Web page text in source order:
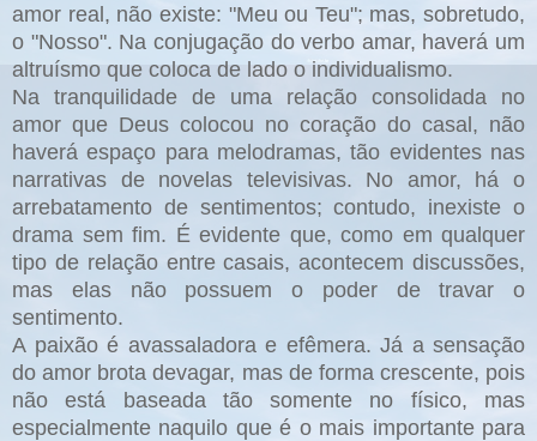
amor real, não existe: "Meu ou Teu"; mas, sobretudo,
o "Nosso". Na conjugação do verbo amar, haverá um
altruísmo que coloca de lado o individualismo.
Na tranquilidade de uma relação consolidada no
amor que Deus colocou no coração do casal, não
haverá espaço para melodramas, tão evidentes nas
narrativas de novelas televisivas. No amor, há o
arrebatamento de sentimentos; contudo, inexiste o
drama sem fim. É evidente que, como em qualquer
tipo de relação entre casais, acontecem discussões,
mas elas não possuem o poder de travar o
sentimento.
A paixão é avassaladora e efêmera. Já a sensação
do amor brota devagar, mas de forma crescente, pois
não está baseada tão somente no físico, mas
especialmente naquilo que é o mais importante para